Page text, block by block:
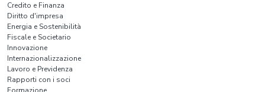
Credito e Finanza
Diritto d'impresa
Energia e Sostenibilità
Fiscale e Societario
Innovazione
Internazionalizzazione
Lavoro e Previdenza
Rapporti con i soci